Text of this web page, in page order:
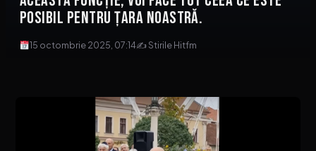
posibil pentru ţara noastră.
15 octombrie 2025, 07:14✍ Stirile Hitfm